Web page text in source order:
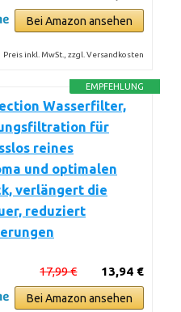
Bei Amazon ansehen
Preis inkl. MwSt., zzgl. Versandkosten
EMPFEHLUNG
Wasserfilter,
für
reines
und optimalen
verlängert die
reduziert
13,94 €
17,99 €
Bei Amazon ansehen